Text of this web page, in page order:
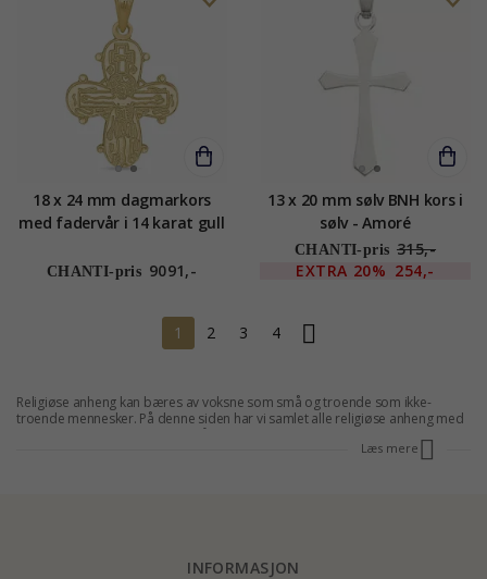
18 x 24 mm dagmarkors
med fadervår i 14 karat gull
CHANTI-pris 9091,-
13 x 20 mm sølv BNH kors i
sølv - Amoré
CHANTI-pris 315,-
EXTRA 20% 254,-
1 2 3 4
Religiøse anheng kan bæres av voksne som små og troende som ikke-
troende mennesker. På denne siden har vi samlet alle religiøse anheng med
motiver som kors og Hamsas hånd. Du vil finne et stort utvalg av anheng
religion, som kan brukes til hverdags og fest. Bestill din vakre religiøse
Læs mere
INFORMASJON